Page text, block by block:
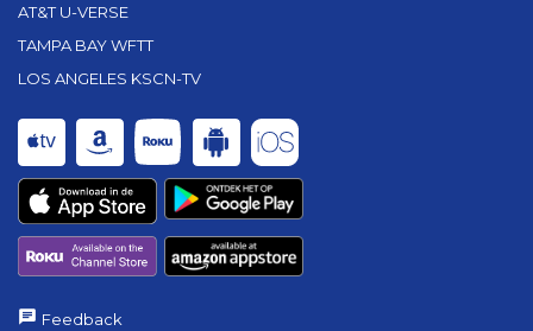
AT&T U-VERSE
TAMPA BAY WFTT
LOS ANGELES KSCN-TV
Feedback